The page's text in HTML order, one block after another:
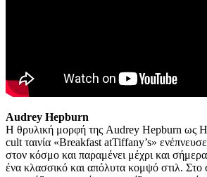
Audrey Hepburn
Η θρυλική μορφή της Audrey Hepburn ως
cult ταινία «Breakfast atTiffany’s» ενέπνευσε
στον κόσμο και παραμένει μέχρι και
ένα κλασσικό και απόλυτα κομψό στιλ. Στο